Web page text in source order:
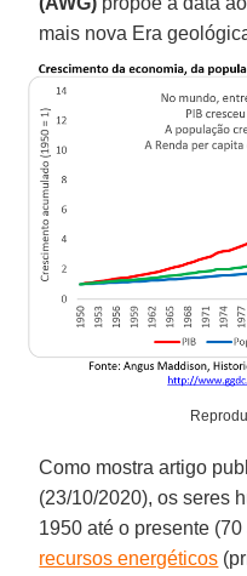
mais nova Era
Como mostra artigo
(23/10/2020), os seres
1950 até o presente
recursos energéticos